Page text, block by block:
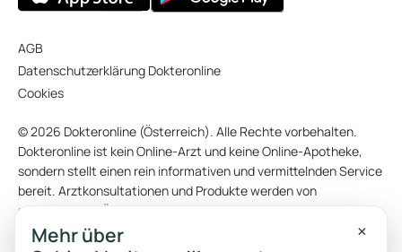
AGB
Datenschutzerklärung Dokteronline
Cookies
© 2026 Dokteronline (Österreich). Alle Rechte vorbehalten.
Dokteronline ist kein Online-Arzt und keine Online-Apotheke,
sondern stellt einen rein informativen und vermittelnden Service
bereit. Arztkonsultationen und Produkte werden von
unabhängigen Ärzten bzw. Apotheken angeboten. Einige Fotos
und Videos auf dieser Website wurden mithilfe von KI
×
Mehr über